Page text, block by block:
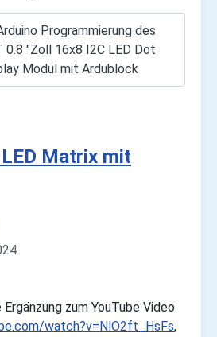
Programmierung des
0.8 "Zoll 16x8 I2C LED Dot
Modul mit Ardublock
Matrix mit
zum YouTube Video
watch?v=NlO2ft_HsFs,